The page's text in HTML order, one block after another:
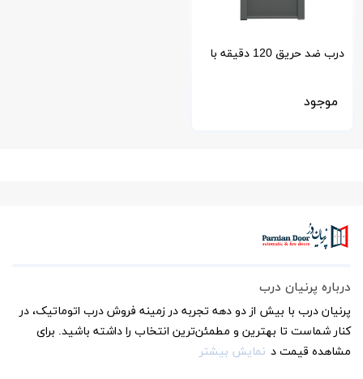
درب ضد حریق 120 دقیقه با
موجود
درباره پرنیان درب
پرنیان درب با بیش از دو دهه تجربه در زمینه فروش درب اتوماتیک، در
کنار شماست تا بهترین و مطمئن‌ترین انتخاب را داشته باشید. برای
مشاهده قیمت د نمایش بیشتر